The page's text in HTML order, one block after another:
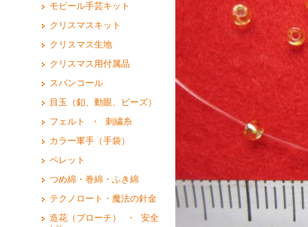
モビール手芸キット
クリスマスキット
クリスマス生地
クリスマス用付属品
スパンコール
目玉（釦、動眼、ビーズ）
フェルト ・ 刺繍糸
カラー軍手（手袋）
ペレット
つめ綿・巻綿・ふき綿
テクノロート・魔法の針金
造花（ブローチ） ・ 安全